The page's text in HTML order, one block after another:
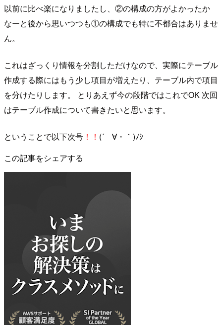
以前に比べ楽になりましたし、②の構成の方がよかったか
なーと後から思いつつも①の構成でも特に不都合はありませ
ん。
これはざっくり情報を分割しただけなので、実際にテーブル
作成する際にはもう少し項目が増えたり、テーブル内で項目
を分けたりします。 とりあえず今の段階ではこれでOK 次回
はテーブル作成について書きたいと思います。
ということで以下次号 ！！ (´ゝ∀・｀)ﾉｼ
この記事をシェアする